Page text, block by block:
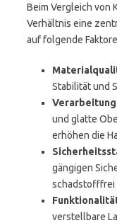
Beim Vergleich von
Verhältnis eine
auf folgende
Stabilität und
und glatte
erhöhen die
gängigen
schadstofffrei
verstellbare